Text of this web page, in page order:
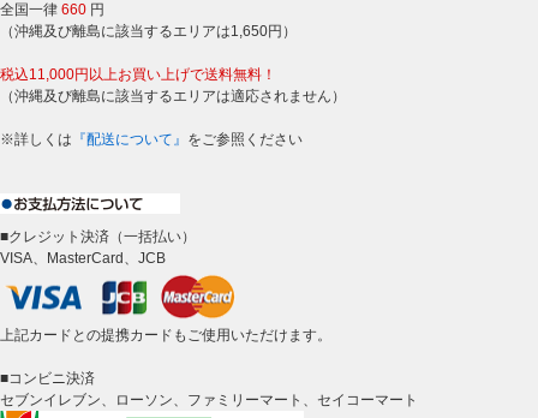
全国一律 660 円
（沖縄及び離島に該当するエリアは1,650円）
税込11,000円以上お買い上げで送料無料！
（沖縄及び離島に該当するエリアは適応されません）
※詳しくは 『配送について』 をご参照ください
■クレジット決済（一括払い）
VISA、MasterCard、JCB
上記カードとの提携カードもご使用いただけます。
■コンビニ決済
セブンイレブン、ローソン、ファミリーマート、セイコーマート